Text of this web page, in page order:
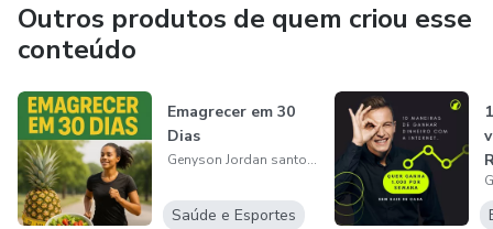
Outros produtos de quem criou esse
conteúdo
Emagrecer em 30
Dias
Genyson Jordan santos meneses
Saúde e Esportes